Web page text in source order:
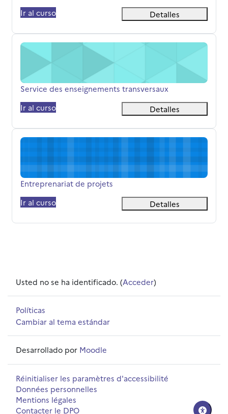
Ir al curso
Detalles
Service des enseignements transversaux
Nombre del curso
Service des enseignements transversaux
Ir al curso
Detalles
Entreprenariat de projets
Nombre del curso
Entreprenariat de projets
Ir al curso
Detalles
Usted no se ha identificado. (Acceder)
Políticas
Cambiar al tema estándar
Desarrollado por Moodle
Réinitialiser les paramètres d'accessibilité
Données personnelles
Mentions légales
Contacter le DPO